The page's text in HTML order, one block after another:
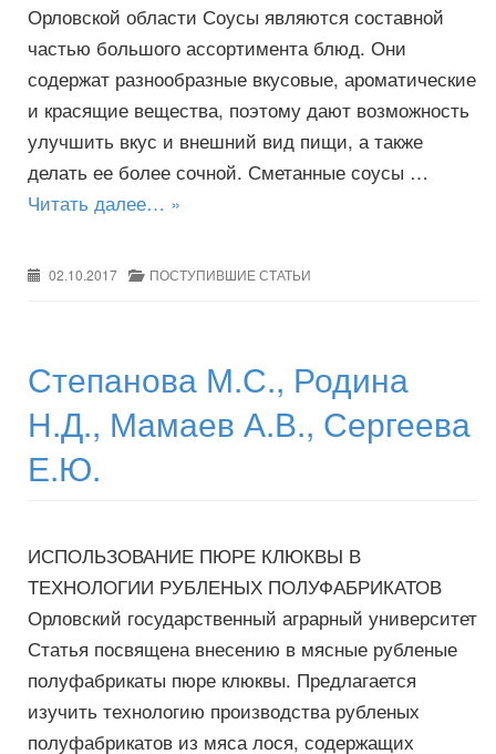
Орловской области Соусы являются составной
частью большого ассортимента блюд. Они
содержат разнообразные вкусовые, ароматические
и красящие вещества, поэтому дают возможность
улучшить вкус и внешний вид пищи, а также
делать ее более сочной. Сметанные соусы …
Читать далее… »
02.10.2017 ПОСТУПИВШИЕ СТАТЬИ
Степанова М.С., Родина
Н.Д., Мамаев А.В., Сергеева
Е.Ю.
ИСПОЛЬЗОВАНИЕ ПЮРЕ КЛЮКВЫ В
ТЕХНОЛОГИИ РУБЛЕНЫХ ПОЛУФАБРИКАТОВ
Орловский государственный аграрный университет
Статья посвящена внесению в мясные рубленые
полуфабрикаты пюре клюквы. Предлагается
изучить технологию производства рубленых
полуфабрикатов из мяса лося, содержащих